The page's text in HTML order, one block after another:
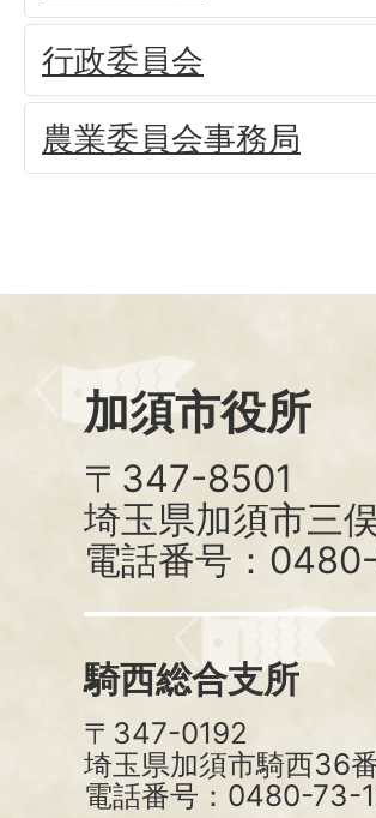
行政委員会
農業委員会事務局
加須市役所
〒347-8501
埼玉県加須市三
電話番号：
騎西総合支所
〒347-0192
埼玉県加須市騎西36
電話番号：0480-73-